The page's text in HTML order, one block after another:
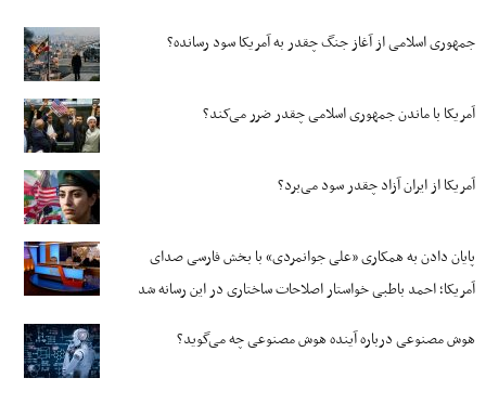
جمهوری اسلامی از آغاز جنگ چقدر به آمریکا سود رسانده؟
آمریکا با ماندن جمهوری اسلامی چقدر ضرر می‌کند؟
آمریکا از ایران آزاد چقدر سود می‌برد؟
پایان دادن به همکاری «علی جوانمردی» با بخش فارسی صدای
آمریکا؛ احمد باطبی خواستار اصلاحات ساختاری در این رسانه شد
هوش مصنوعی درباره آینده هوش مصنوعی چه می‌گوید؟